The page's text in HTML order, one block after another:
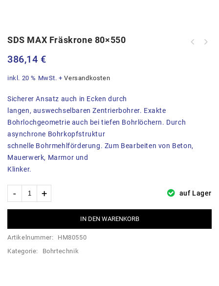
SDS MAX Fräskrone 80×550
386,14 €
inkl. 20 % MwSt. +Versandkosten
Sicherer Ansatz auch in Ecken durch
langen, auswechselbaren Zentrierbohrer. Exakte
Bohrlochgeometrie auch bei tiefen Bohrlöchern. Durch
asynchrone Bohrkopfstruktur
schnelle Bohrmehlförderung. Zum Bearbeiten von Beton,
Mauerwerk, Marmor und
Klinker.
auf Lager
IN DEN WARENKORB
Artikelnummer:
HM80550
Kategorie:
Bohrtechnik